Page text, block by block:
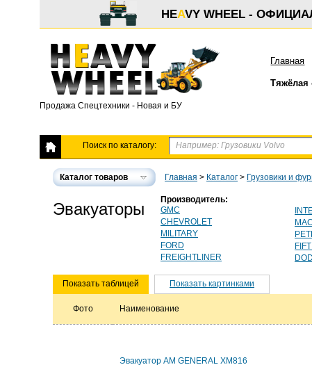
HEAVY WHEEL -
Продажа Спецтехники - Новая и БУ
Главная
Тяжёлая
Поиск по каталогу:
Каталог товаров Главная > Каталог > Грузовики и
Эвакуаторы
Производитель:
GMC
CHEVROLET
MILITARY
FORD
FREIGHTLINER
Показать таблицей Показать картинками
Фото Наименование
Эвакуатор AM GENERAL XM816